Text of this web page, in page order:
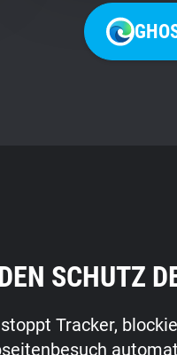
SCHUTZ
Tracker,